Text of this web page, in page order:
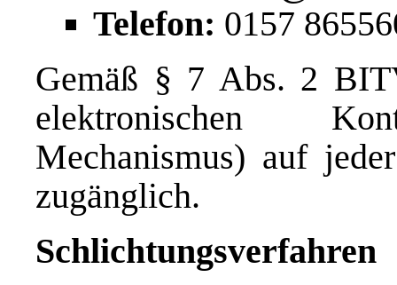
Telefon: 0157
Gemäß § 7 Abs. 2
elektronischen
Mechanismus) auf
zugänglich.
Schlichtungsverfahren